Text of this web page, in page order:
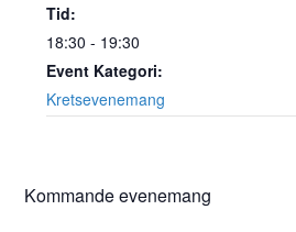
Tid:
18:30 - 19:30
Event Kategori:
Kretsevenemang
Kommande evenemang